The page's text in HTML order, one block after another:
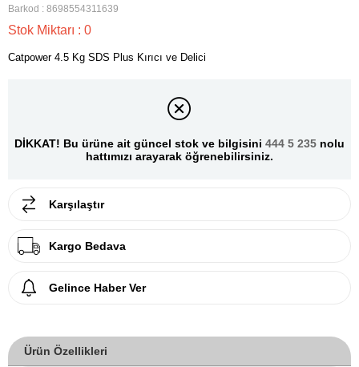
Barkod : 8698554311639
Stok Miktarı : 0
Catpower 4.5 Kg SDS Plus Kırıcı ve Delici
DİKKAT! Bu ürüne ait güncel stok ve bilgisini 444 5 235 nolu
hattımızı arayarak öğrenebilirsiniz.
Karşılaştır
Kargo Bedava
Gelince Haber Ver
Ürün Özellikleri